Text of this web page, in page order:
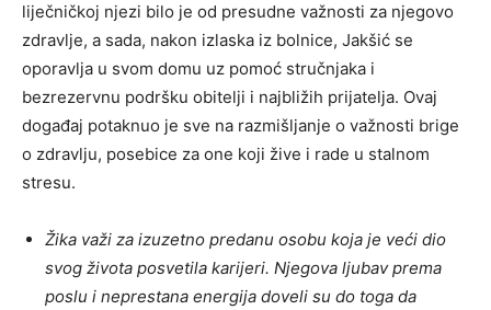
liječničkoj njezi bilo je od presudne važnosti za njegovo
zdravlje, a sada, nakon izlaska iz bolnice, Jakšić se
oporavlja u svom domu uz pomoć stručnjaka i
bezrezervnu podršku obitelji i najbližih prijatelja. Ovaj
događaj potaknuo je sve na razmišljanje o važnosti brige
o zdravlju, posebice za one koji žive i rade u stalnom
stresu.
Žika važi za izuzetno predanu osobu koja je veći dio
svog života posvetila karijeri. Njegova ljubav prema
poslu i neprestana energija doveli su do toga da